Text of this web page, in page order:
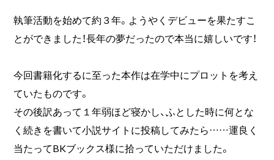
執筆活動を始めて約３年。ようやくデビューを果たすこ
とができました！長年の夢だったので本当に嬉しいです！
今回書籍化するに至った本作は在学中にプロットを考え
ていたものです。
その後訳あって１年弱ほど寝かし、ふとした時に何とな
く続きを書いて小説サイトに投稿してみたら……運良く
当たってBKブックス様に拾っていただけました。